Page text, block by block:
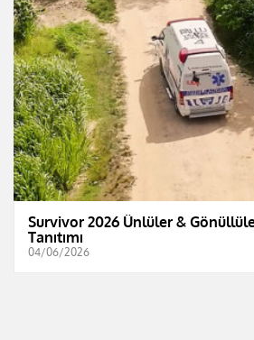
Survivor 2026 Ünlüler &
Tanıtımı
04/06/2026